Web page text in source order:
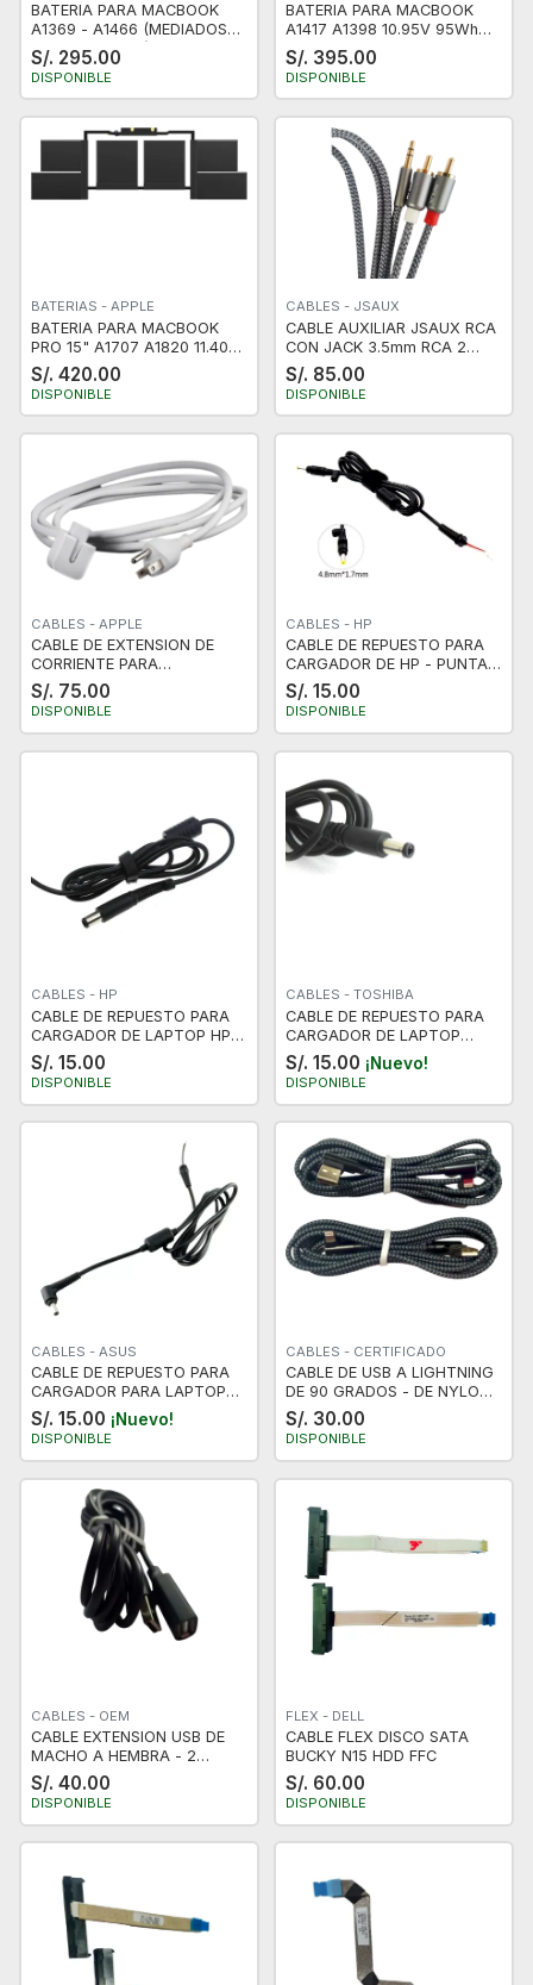
BATERIA PARA MACBOOK
A1369 - A1466 (MEDIADOS
DEL 2011 - 2017) A1405 - 7.6V
55WH
S/. 295.00
DISPONIBLE
BATERIA PARA MACBOOK
A1417 A1398 10.95V 95Wh
2013/2014
S/. 395.00
DISPONIBLE
BATERIAS - APPLE
BATERIA PARA MACBOOK
PRO 15" A1707 A1820 11.40V
6667 mAh
S/. 420.00
DISPONIBLE
CABLES - JSAUX
CABLE AUXILIAR JSAUX RCA
CON JACK 3.5mm RCA 2
METROS CABLE NYLON,
CHAPADO EN ORO DUAL USA
S/. 85.00
DISPONIBLE
CABLES - APPLE
CABLE DE EXTENSION DE
CORRIENTE PARA
CARGADOR PARA MACBOOK
DE 1.8 METROS PARA
MAGSAFE 1 y 2
S/. 75.00
DISPONIBLE
CABLES - HP
CABLE DE REPUESTO PARA
CARGADOR DE HP - PUNTA
BALA
S/. 15.00
DISPONIBLE
CABLES - HP
CABLE DE REPUESTO PARA
CARGADOR DE LAPTOP HP -
PUNTA PIN AGUJA
S/. 15.00
DISPONIBLE
CABLES - TOSHIBA
CABLE DE REPUESTO PARA
CARGADOR DE LAPTOP
TOSHIBA y ASUS - PUNTA
CLASICA
S/. 15.00 ¡Nuevo!
DISPONIBLE
CABLES - ASUS
CABLE DE REPUESTO PARA
CARGADOR PARA LAPTOP
ASUS - PUNTA FINA
S/. 15.00 ¡Nuevo!
DISPONIBLE
CABLES - CERTIFICADO
CABLE DE USB A LIGHTNING
DE 90 GRADOS - DE NYLON -
3 METROS - CERTIFICADO A1
S/. 30.00
DISPONIBLE
CABLES - OEM
CABLE EXTENSION USB DE
MACHO A HEMBRA - 2
METROS
S/. 40.00
DISPONIBLE
FLEX - DELL
CABLE FLEX DISCO SATA
BUCKY N15 HDD FFC
S/. 60.00
DISPONIBLE